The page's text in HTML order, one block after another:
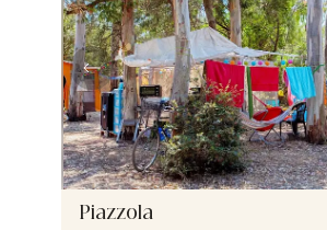
Piazzola